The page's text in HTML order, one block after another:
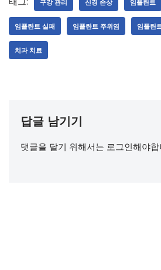
구강 관리 신경 손상 임플란트
임플란트 실패 임플란트 주위염 임플란
치과 치료
답글 남기기
댓글을 달기 위해서는 로그인해야합